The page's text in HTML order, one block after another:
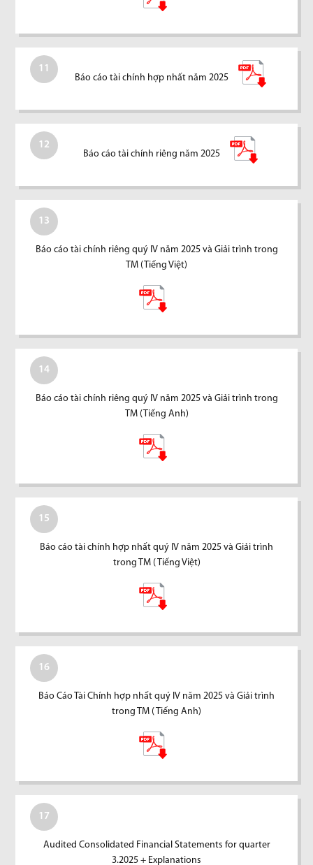
11
Báo cáo tài chính hợp nhất năm 2025
12
Báo cáo tài chính riêng năm 2025
13
Báo cáo tài chính riêng quý IV năm 2025 và Giải trình trong
TM (Tiếng Việt)
14
Báo cáo tài chính riêng quý IV năm 2025 và Giải trình trong
TM (Tiếng Anh)
15
Báo cáo tài chính hợp nhất quý IV năm 2025 và Giải trình
trong TM ( Tiếng Việt)
16
Báo Cáo Tài Chính hợp nhất quý IV năm 2025 và Giải trình
trong TM ( Tiếng Anh)
17
Audited Consolidated Financial Statements for quarter
3.2025 + Explanations